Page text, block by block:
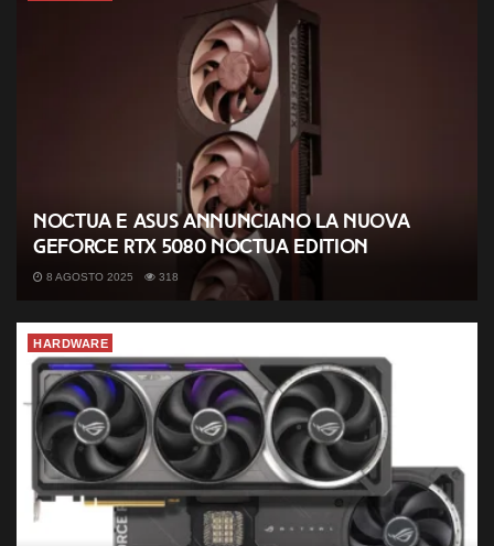
Noctua e ASUS annunciano la nuova
GeForce RTX 5080 Noctua Edition
8 AGOSTO 2025 318
HARDWARE